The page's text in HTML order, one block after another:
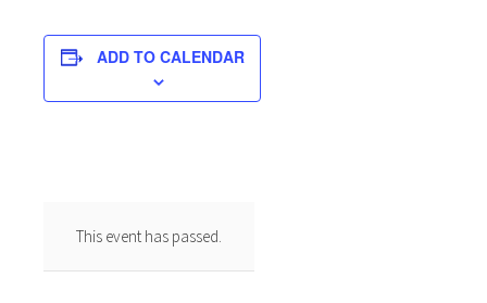
ADD TO CALENDAR
This event has passed.